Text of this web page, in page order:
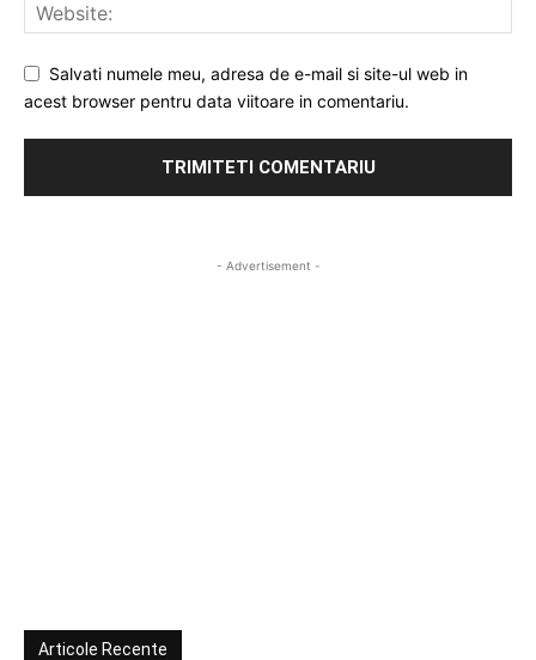
Salvati numele meu, adresa de e-mail si site-ul web in
acest browser pentru data viitoare in comentariu.
- Advertisement -
Articole Recente